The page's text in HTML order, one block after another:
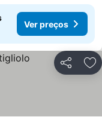
Ver preços
Partilhar